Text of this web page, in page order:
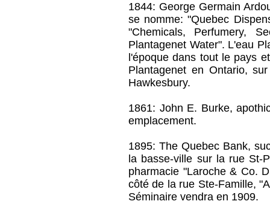
1844: George Germain
se nomme: "Quebec
"Chemicals, Perfumery,
Plantagenet Water". L'eau
l'époque dans tout le pays
Plantagenet en Ontario,
Hawkesbury.
1861: John E. Burke,
emplacement.
1895: The Quebec Bank,
la basse-ville sur la rue St-
pharmacie "Laroche & Co.
côté de la rue Ste-Famille,
Séminaire vendra en 1909.